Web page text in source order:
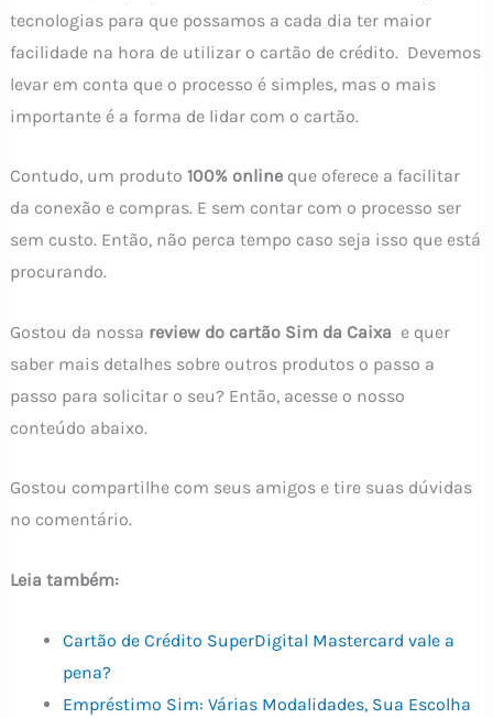
tecnologias para que possamos a cada dia ter maior
facilidade na hora de utilizar o cartão de crédito. Devemos
levar em conta que o processo é simples, mas o mais
importante é a forma de lidar com o cartão.
Contudo, um produto 100% onlineque oferece a facilitar
da conexão e compras. E sem contar com o processo ser
sem custo. Então, não perca tempo caso seja isso que está
procurando.
Gostou da nossa review do cartão Sim da Caixa e quer
saber mais detalhes sobre outros produtos o passo a
passo para solicitar o seu? Então, acesse o nosso
conteúdo abaixo.
Gostou compartilhe com seus amigos e tire suas dúvidas
no comentário.
Leia também:
Cartão de Crédito SuperDigital Mastercard vale a
pena?
Empréstimo Sim: Várias Modalidades, Sua Escolha